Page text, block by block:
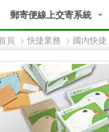
郵寄便線上交寄系統
頁 >快捷業務 > 國內快捷